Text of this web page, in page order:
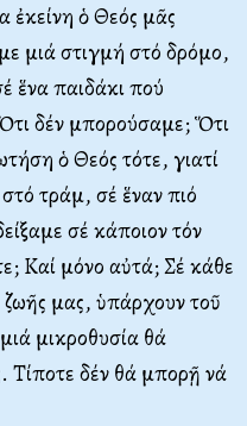
ὁ Θεός μᾶς
μιά στιγμή στό δρόμο,
ἕνα παιδάκι πού
δέν μπορούσαμε; Ὅτι
ὁ Θεός τότε, γιατί
τράμ, σέ ἕναν πιό
σέ κάποιον τόν
Καί μόνο αὐτά; Σέ κάθε
μας, ὑπάρχουν τοῦ
μικροθυσία θά
Τίποτε δέν θά μπορῇ νά